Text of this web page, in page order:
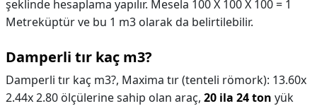
şeklinde hesaplama yapılır. Mesela 100 X 100 X 100 = 1
Metreküptür ve bu 1 m3 olarak da belirtilebilir.
Damperli tır kaç m3?
Damperli tır kaç m3?, Maxima tır (tenteli römork): 13.60x
2.44x 2.80 ölçülerine sahip olan araç, 20 ila 24 ton yük